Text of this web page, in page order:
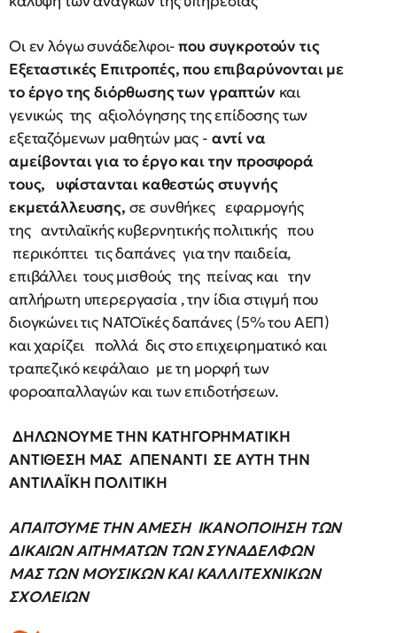
Οι εν λόγω συνάδελφοι-που συγκροτούν τις
Εξεταστικές Επιτροπές, που επιβαρύνονται με
το έργο της διόρθωσης των γραπτών και
γενικώς της αξιολόγησης της επίδοσης των
εξεταζόμενων μαθητών μας - αντί να
αμείβονται για το έργο και την προσφορά
τους, υφίστανται καθεστώς στυγνής
εκμετάλλευσης, σε συνθήκες εφαρμογής
της αντιλαϊκής κυβερνητικής πολιτικής που
περικόπτει τις δαπάνες για την παιδεία,
επιβάλλει τους μισθούς της πείνας και την
απλήρωτη υπερεργασία , την ίδια στιγμή που
διογκώνει τις ΝΑΤΟϊκές δαπάνες (5% του ΑΕΠ)
και χαρίζει πολλά δις στο επιχειρηματικό και
τραπεζικό κεφάλαιο με τη μορφή των
φοροαπαλλαγών και των επιδοτήσεων.
ΔΗΛΩΝΟΥΜΕ ΤΗΝ ΚΑΤΗΓΟΡΗΜΑΤΙΚΗ
ΑΝΤΙΘΕΣΗ ΜΑΣ ΑΠΕΝΑΝΤΙ ΣΕ ΑΥΤΗ ΤΗΝ
ΑΝΤΙΛΑΪΚΗ ΠΟΛΙΤΙΚΗ
ΑΠΑΙΤΟΎΜΕ ΤΗΝ ΑΜΕΣΗ ΙΚΑΝΟΠΟΙΗΣΗ ΤΩΝ
ΔΙΚΑΙΩΝ ΑΙΤΗΜΑΤΩΝ ΤΩΝ ΣΥΝΑΔΕΛΦΩΝ
ΜΑΣ ΤΩΝ ΜΟΥΣΙΚΩΝ ΚΑΙ ΚΑΛΛΙΤΕΧΝΙΚΩΝ
ΣΧΟΛΕΙΩΝ